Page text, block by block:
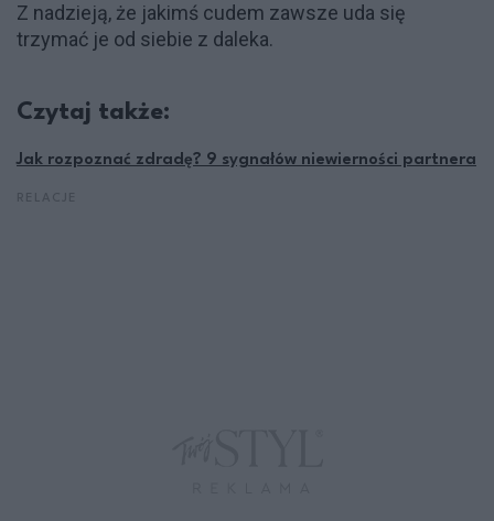
Z nadzieją, że jakimś cudem zawsze uda się
trzymać je od siebie z daleka.
Czytaj także:
Jak rozpoznać zdradę? 9 sygnałów niewierności partnera